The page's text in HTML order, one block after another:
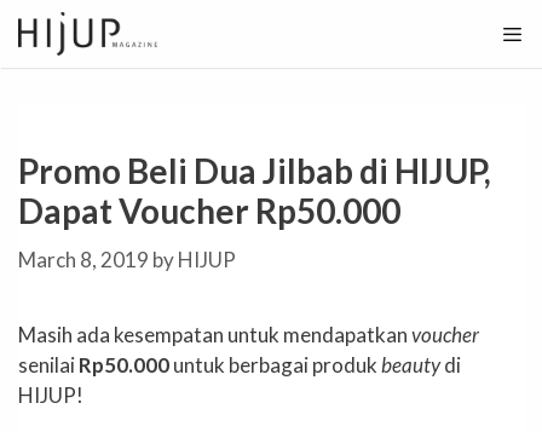
Skip
to
content
Promo Beli Dua Jilbab di HIJUP,
Dapat Voucher Rp50.000
March 8, 2019 byHIJUP
Masih ada kesempatan untuk mendapatkanvoucher
senilaiRp50.000untuk berbagai produkbeautydi
HIJUP!